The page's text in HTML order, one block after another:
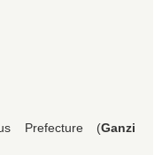
Prefecture (Ganzi